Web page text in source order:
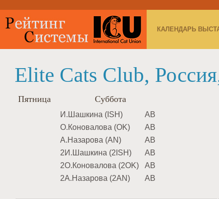
КАЛЕНДАРЬ
Elite Cats Club,
Пятница Суббота
И.Шашкина (ISH)
AB
О.Коновалова (OK)
AB
А.Назарова (AN)
AB
2И.Шашкина (2ISH)
AB
2О.Коновалова (2OK)
AB
2А.Назарова (2AN)
AB